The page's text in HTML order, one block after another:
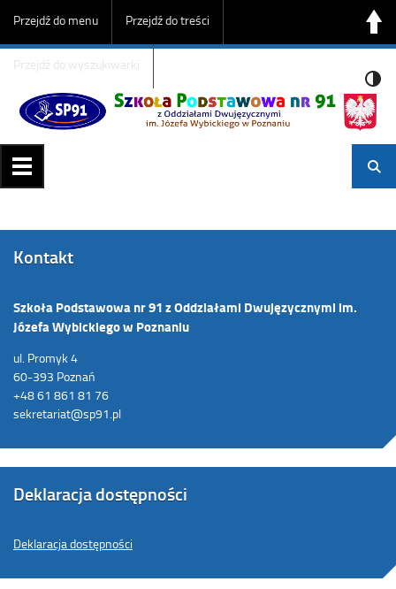
Przejdź do menu Przejdź do treści
Przejdź do wyszukiwarki
Kontakt
Szkoła Podstawowa nr 91 z Oddziałami Dwujęzycznymi im.
Józefa Wybickiego w Poznaniu
ul. Promyk 4
60-393 Poznań
+48 61 861 81 76
sekretariat@sp91.pl
Deklaracja dostępności
Deklaracja dostępności